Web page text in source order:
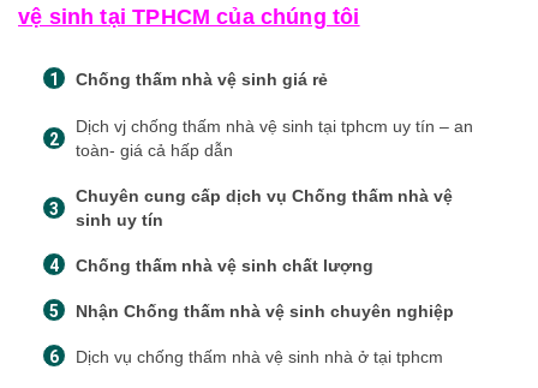
vệ sinh tại TPHCM của chúng tôi
Chống thấm nhà vệ sinh giá rẻ
Dịch vj chống thấm nhà vệ sinh tại tphcm uy tín – an
toàn- giá cả hấp dẫn
Chuyên cung cấp dịch vụ Chống thấm nhà vệ
sinh uy tín
Chống thấm nhà vệ sinh chất lượng
Nhận Chống thấm nhà vệ sinh chuyên nghiệp
Dịch vụ chống thấm nhà vệ sinh nhà ở tại tphcm